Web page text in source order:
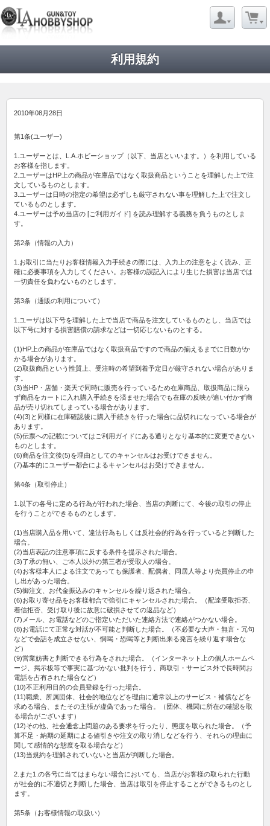
利用規約
2010年08月28日
第1条(ユーザー)
1.ユーザーとは、L.A.ホビーショップ（以下、当店といいます。）を利用している
お客様を指します。
2.ユーザーはHP上の商品が在庫品ではなく取扱商品ということを理解した上で注
文しているものとします。
3.ユーザーは日時の指定の希望は必ずしも厳守されない事を理解した上で注文し
ているものとします。
4.ユーザーは予め当店の [ご利用ガイド] を読み理解する義務を負うものとしま
す。
第2条（情報の入力）
1.お取引に当たりお客様情報入力手続きの際には、入力上の注意をよく読み、正
確に必要事項を入力してください。お客様の誤記入により生じた損害は当店では
一切責任を負わないものとします。
第3条（通販の利用について）
1.ユーザは以下号を理解した上で当店で商品を注文しているものとし、当店では
以下号に対する損害賠償の請求などは一切応じないものとする。
(1)HP上の商品が在庫品ではなく取扱商品ですので商品の揃えるまでに日数がか
かる場合があります。
(2)取扱商品という性質上、受注時の希望到着予定日が厳守されない場合がありま
す。
(3)当HP・店舗・楽天で同時に販売を行っているため在庫商品、取扱商品に限ら
ず商品をカートに入れ購入手続きを済ませた場合でも在庫の反映が追い付かず商
品が売り切れてしまっている場合があります。
(4)(3)と同様に在庫確認後に購入手続きを行った場合に品切れになっている場合が
あります。
(5)伝票への記載についてはご利用ガイドにある通りとなり基本的に変更できない
ものとします。
(6)商品を注文後(5)を理由としてのキャンセルはお受けできません。
(7)基本的にユーザー都合によるキャンセルはお受けできません。
第4条（取引停止）
1.以下の各号に定める行為が行われた場合、当店の判断にて、今後の取引の停止
を行うことができるものとします。
(1)当店購入品を用いて、違法行為もしくは反社会的行為を行っていると判断した
場合。
(2)当店表記の注意事項に反する条件を提示された場合。
(3)了承の無い、ご本人以外の第三者が受取人の場合。
(4)お客様本人による注文であっても保護者、配偶者、同居人等より売買停止の申
し出があった場合。
(5)御注文、お代金振込みのキャンセルを繰り返された場合。
(6)お取り寄せ品をお客様都合で強引にキャンセルされた場合。（配達受取拒否、
着信拒否、受け取り後に故意に破損させての返品など）
(7)メール、お電話などのご指定いただいた連絡方法で連絡がつかない場合。
(8)お電話にて正常な対話が不可能と判断した場合。（不必要な大声・無言・冗句
などで会話を成立させない、恫喝・恐喝等と判断出来る発言を繰り返す場合な
ど）
(9)営業妨害と判断できる行為をされた場合。（インターネット上の個人ホームペ
ージ、掲示板等で事実に基づかない批判を行う、商取引・サービス外で長時間お
電話を占有された場合など）
(10)不正利用目的の会員登録を行った場合。
(11)職業、所属団体、社会的地位などを理由に通常以上のサービス・補償などを
求める場合、またその主張が虚偽であった場合。（団体、機関に所在の確認を取
る場合がございます）
(12)その他、社会通念上問題のある要求を行ったり、態度を取られた場合。（予
算不足・納期の延期による値引きや注文の取り消しなどを行う、それらの理由に
関して感情的な態度を取る場合など）
(13)当規約を理解されていないと当店が判断した場合。
2.また1.の各号に当てはまらない場合においても、当店がお客様の取られた行動
が社会的に不適切と判断した場合、当店は取引を停止することができるものとし
ます。
第5条（お客様情報の取扱い）